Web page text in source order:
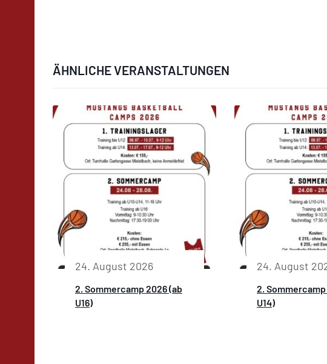
ÄHNLICHE VERANSTALTUNGEN
24. August 2026
2. Sommercamp 2026 (ab
U16)
24. August
2. Sommercamp
U14)